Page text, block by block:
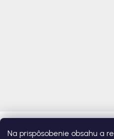
Na prispôsobenie obsahu a
nastavenie cookies